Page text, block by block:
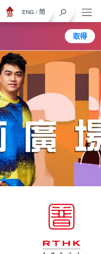
取得
ENG / 簡